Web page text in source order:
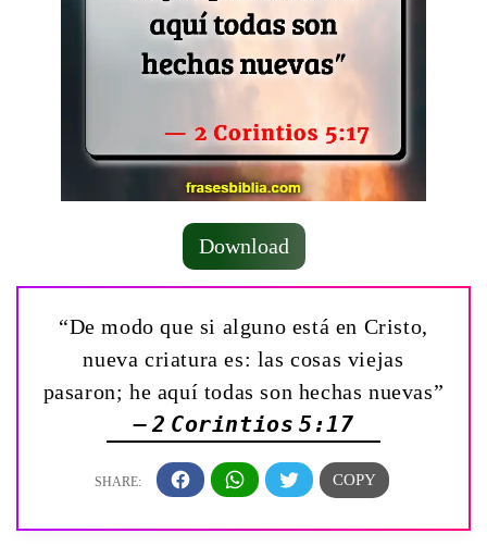
Download
“De modo que si alguno está en Cristo,
nueva criatura es: las cosas viejas
pasaron; he aquí todas son hechas nuevas”
— 2 Corintios 5:17